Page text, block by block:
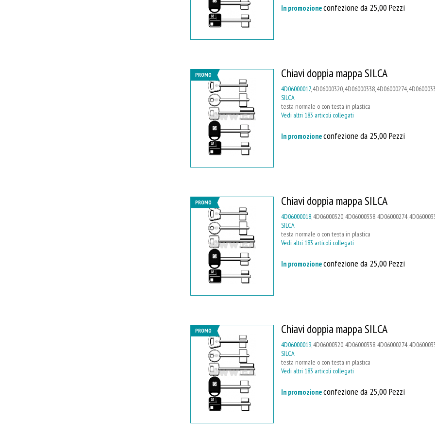
In promozioneconfezione da 25,00 Pezzi
PROMO Chiavi doppia mappa SILCA
4D06000017, 4D06000320, 4D06000338, 4D06000274,
SILCA
testa normale o con testa in plastica
Vedi altri 183 articoli collegati
In promozioneconfezione da 25,00 Pezzi
PROMO Chiavi doppia mappa SILCA
4D06000018, 4D06000320, 4D06000338, 4D06000274,
SILCA
testa normale o con testa in plastica
Vedi altri 183 articoli collegati
In promozioneconfezione da 25,00 Pezzi
PROMO Chiavi doppia mappa SILCA
4D06000019, 4D06000320, 4D06000338, 4D06000274,
SILCA
testa normale o con testa in plastica
Vedi altri 183 articoli collegati
In promozioneconfezione da 25,00 Pezzi